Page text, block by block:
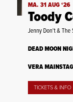
MA. 31 AUG ‘26
Toody
Jenny Don't & The
DEAD MOON
VERA
TICKETS & INFO